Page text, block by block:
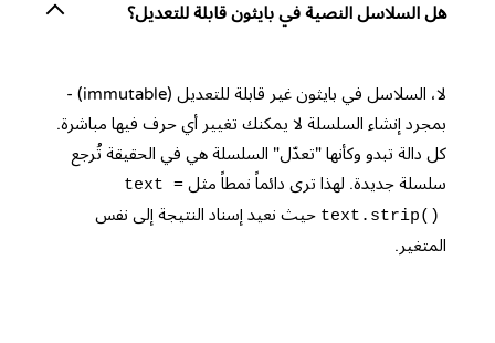
هل السلاسل النصية في بايثون قابلة للتعديل؟
لا، السلاسل في بايثون غير قابلة للتعديل (immutable) -
بمجرد إنشاء السلسلة لا يمكنك تغيير أي حرف فيها مباشرة.
كل دالة تبدو وكأنها "تعدّل" السلسلة هي في الحقيقة تُرجع
سلسلة جديدة. لهذا ترى دائماً نمطاً مثل text =
text.strip() حيث نعيد إسناد النتيجة إلى نفس
المتغير.